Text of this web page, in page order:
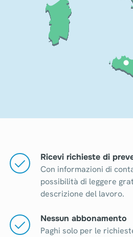
Ricevi richieste di
Con informazioni di
possibilità di leggere
descrizione del lavoro.
Nessun abbonamento
Paghi solo per le